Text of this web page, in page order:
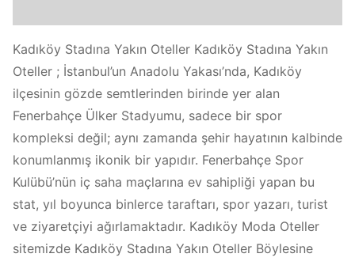
Kadıköy Stadına Yakın Oteller Kadıköy Stadına Yakın
Oteller ; İstanbul’un Anadolu Yakası’nda, Kadıköy
ilçesinin gözde semtlerinden birinde yer alan
Fenerbahçe Ülker Stadyumu, sadece bir spor
kompleksi değil; aynı zamanda şehir hayatının kalbinde
konumlanmış ikonik bir yapıdır. Fenerbahçe Spor
Kulübü’nün iç saha maçlarına ev sahipliği yapan bu
stat, yıl boyunca binlerce taraftarı, spor yazarı, turist
ve ziyaretçiyi ağırlamaktadır. Kadıköy Moda Oteller
sitemizde Kadıköy Stadına Yakın Oteller Böylesine